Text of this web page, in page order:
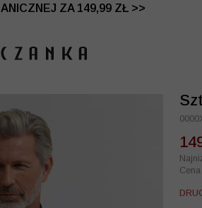
ZA 149,99 ZŁ >>
NA DRUGI I TRZECI PRODUKT